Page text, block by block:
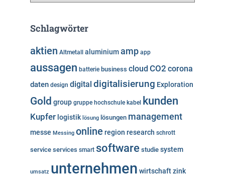
g
r
i
n
Schlagwörter
aktien Altmetall aluminiumamp app
aussagen batterie business cloud CO2 corona
daten design digital digitalisierung Exploration
Gold group gruppe hochschule kabel kunden
Kupfer logistik lösung lösungen management
messe Messing online region research schrott
service services smart software studie system
umsatz unternehmen wirtschaftzink